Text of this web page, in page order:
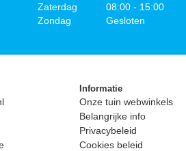
Zaterdag
08:00 - 15:00
Zondag
Gesloten
Informatie
Onze tuin webwinkels
Belangrijke info
Privacybeleid
Cookies beleid